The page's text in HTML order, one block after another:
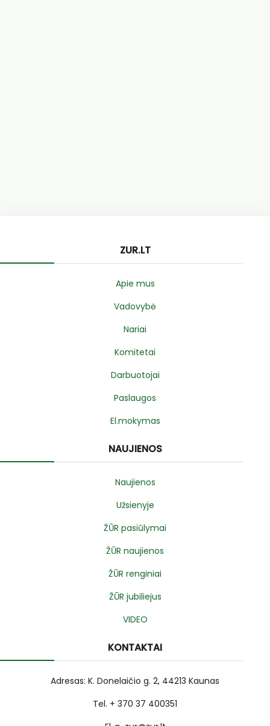
ZUR.LT
Apie mus
Vadovybė
Nariai
Komitetai
Darbuotojai
Paslaugos
El.mokymas
NAUJIENOS
Naujienos
Užsienyje
ŽŪR pasiūlymai
ŽŪR naujienos
ŽŪR renginiai
ŽŪR jubiliejus
VIDEO
KONTAKTAI
Adresas: K. Donelaičio g. 2, 44213 Kaunas
Tel. + 370 37 400351